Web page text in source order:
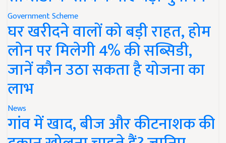
Government Scheme
घर खरीदने वालों को बड़ी राहत, होम
लोन पर मिलेगी 4% की सब्सिडी,
जानें कौन उठा सकता है योजना का
लाभ
News
गांव में खाद, बीज और कीटनाशक की